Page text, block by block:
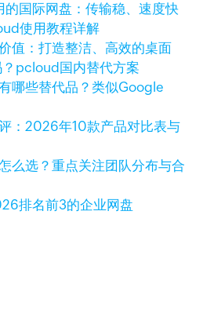
国际网盘：传输稳、速度快
使用教程详解
值：打造整洁、高效的桌面
pcloud国内替代方案
哪些替代品？类似Google
：2026年10款产品对比表与
么选？重点关注团队分布与合
排名前3的企业网盘